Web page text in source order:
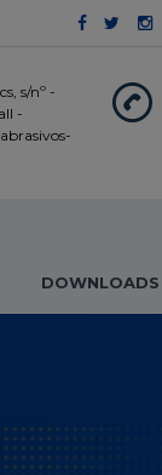
s/nº -
-
DOWNLOADS